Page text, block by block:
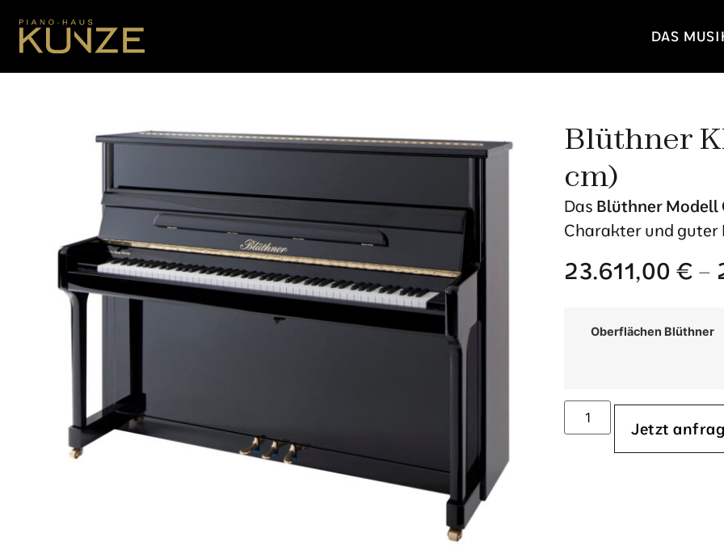
DAS
Blüthner
cm)
Das Blüthner Modell
Charakter und guter
23.611,00 € –
Oberflächen Blüthner
Jetzt